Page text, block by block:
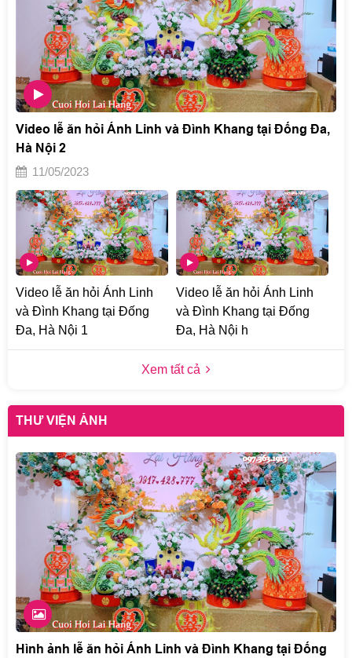
Video lễ ăn hỏi Ánh Linh và Đình Khang tại Đống Đa,
Hà Nội 2
11/05/2023
Video lễ ăn hỏi Ánh Linh
và Đình Khang tại Đống
Đa, Hà Nội 1
Video lễ ăn hỏi Ánh Linh
và Đình Khang tại Đống
Đa, Hà Nội h
Xem tất cả
THƯ VIỆN ẢNH
Hình ảnh lễ ăn hỏi Ánh Linh và Đình Khang tại Đống